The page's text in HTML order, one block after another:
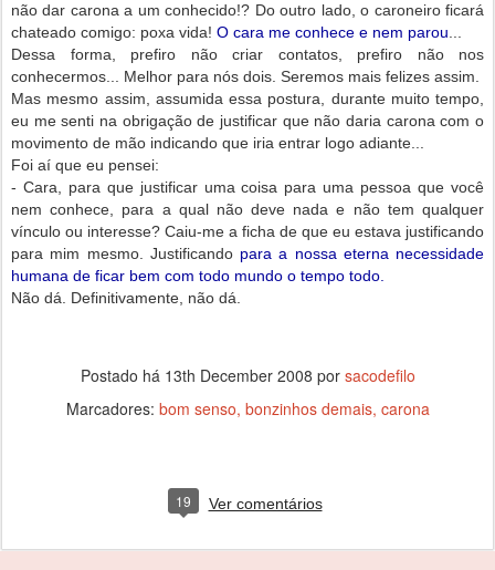
não dar carona a um conhecido!? Do outro lado, o caroneiro ficará
chateado comigo: poxa vida! O cara me conhece e nem parou
Dessa forma, prefiro não criar contatos, prefiro não nos
conhecermos... Melhor para nós dois. Seremos mais felizes assim.
Mas mesmo assim, assumida essa postura, durante muito tempo,
eu me senti na obrigação de justificar que não daria carona com o
movimento de mão indicando que iria entrar logo adiante...
Foi aí que eu pensei:
- Cara, para que justificar uma coisa para uma pessoa que você
nem conhece, para a qual não deve nada e não tem qualquer
vínculo ou interesse? Caiu-me a ficha de que eu estava justificando
para mim mesmo. Justificando para a nossa eterna necessidade
humana de ficar bem com todo mundo o tempo todo.
Não dá. Definitivamente, não dá.
Postado há 13th December 2008 por sacodefilo
Marcadores: bom senso bonzinhos demais carona
19 Ver comentários